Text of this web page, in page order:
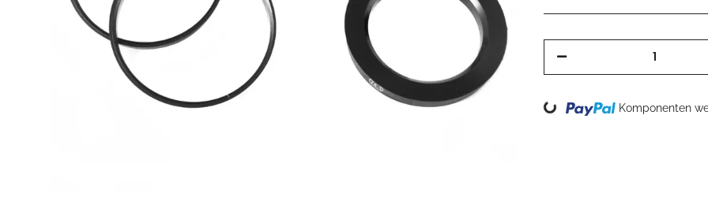
Loading... Komponenten